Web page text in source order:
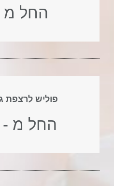
החל מ - 8
פוליש לרצפת
החל מ - 550 ₪